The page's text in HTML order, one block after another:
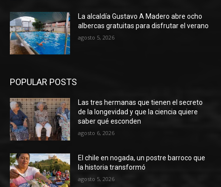
La alcaldía Gustavo A Madero abre ocho
albercas gratuitas para disfrutar el verano
agosto 5, 2026
POPULAR POSTS
Las tres hermanas que tienen el secreto
de la longevidad y que la ciencia quiere
saber qué esconden
agosto 6, 2026
El chile en nogada, un postre barroco que
la historia transformó
agosto 5, 2026